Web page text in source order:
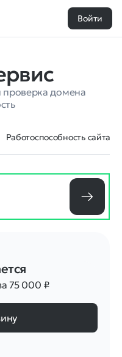
Войти
домена
Работоспособность сайта
75 000 ₽